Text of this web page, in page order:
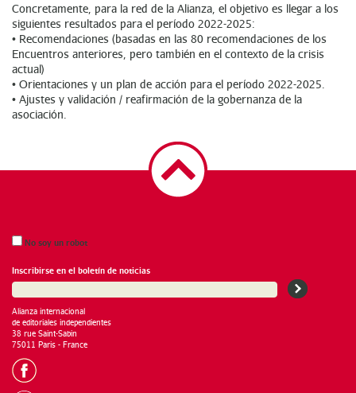
Concretamente, para la red de la Alianza, el objetivo es llegar a los
siguientes resultados para el período 2022-2025:
• Recomendaciones (basadas en las 80 recomendaciones de los
Encuentros anteriores, pero también en el contexto de la crisis
actual)
• Orientaciones y un plan de acción para el período 2022-2025.
• Ajustes y validación / reafirmación de la gobernanza de la
asociación.
No soy un robot
Inscribirse en el boletín de noticias
Alianza internacional
de editoriales independientes
38 rue Saint-Sabin
75011 Paris - France